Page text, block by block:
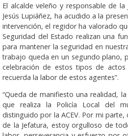
El alcalde veleño y responsable de
Jesús Lupiáñez, ha acudido a la
intervención, el regidor ha valorado
Seguridad del Estado realizan una
para mantener la seguridad en
trabajo queda en un segundo plano,
celebración de estos tipos de
recuerda la labor de estos agentes”.
“Queda de manifiesto una realidad,
que realiza la Policía Local del
distinguido por la ACEV. Por mi
de la Jefatura, estoy orgulloso de